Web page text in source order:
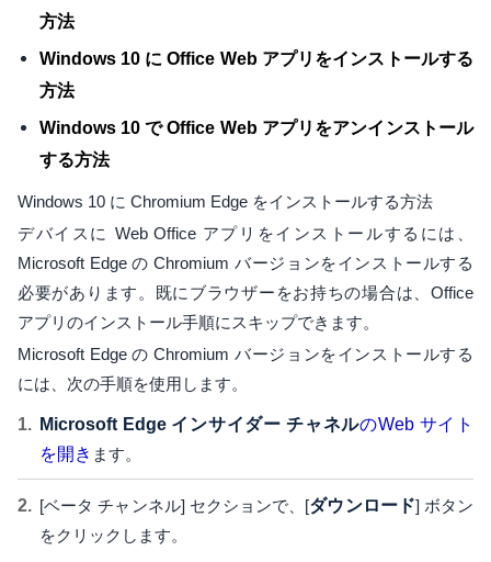
方法
Windows 10 に Office Web アプリをインストールする
方法
Windows 10 で Office Web アプリをアンインストール
する方法
Windows 10 に Chromium Edge をインストールする方法
デバイスに Web Office アプリをインストールするには、
Microsoft Edge の Chromium バージョンをインストールする
必要があります。既にブラウザーをお持ちの場合は、Office
アプリのインストール手順にスキップできます。
Microsoft Edge の Chromium バージョンをインストールする
には、次の手順を使用します。
Microsoft Edge インサイダー チャネルのWeb サイト
を開き ます。
[ベータ チャンネル] セクションで、[ダウンロード] ボタン
をクリックします。